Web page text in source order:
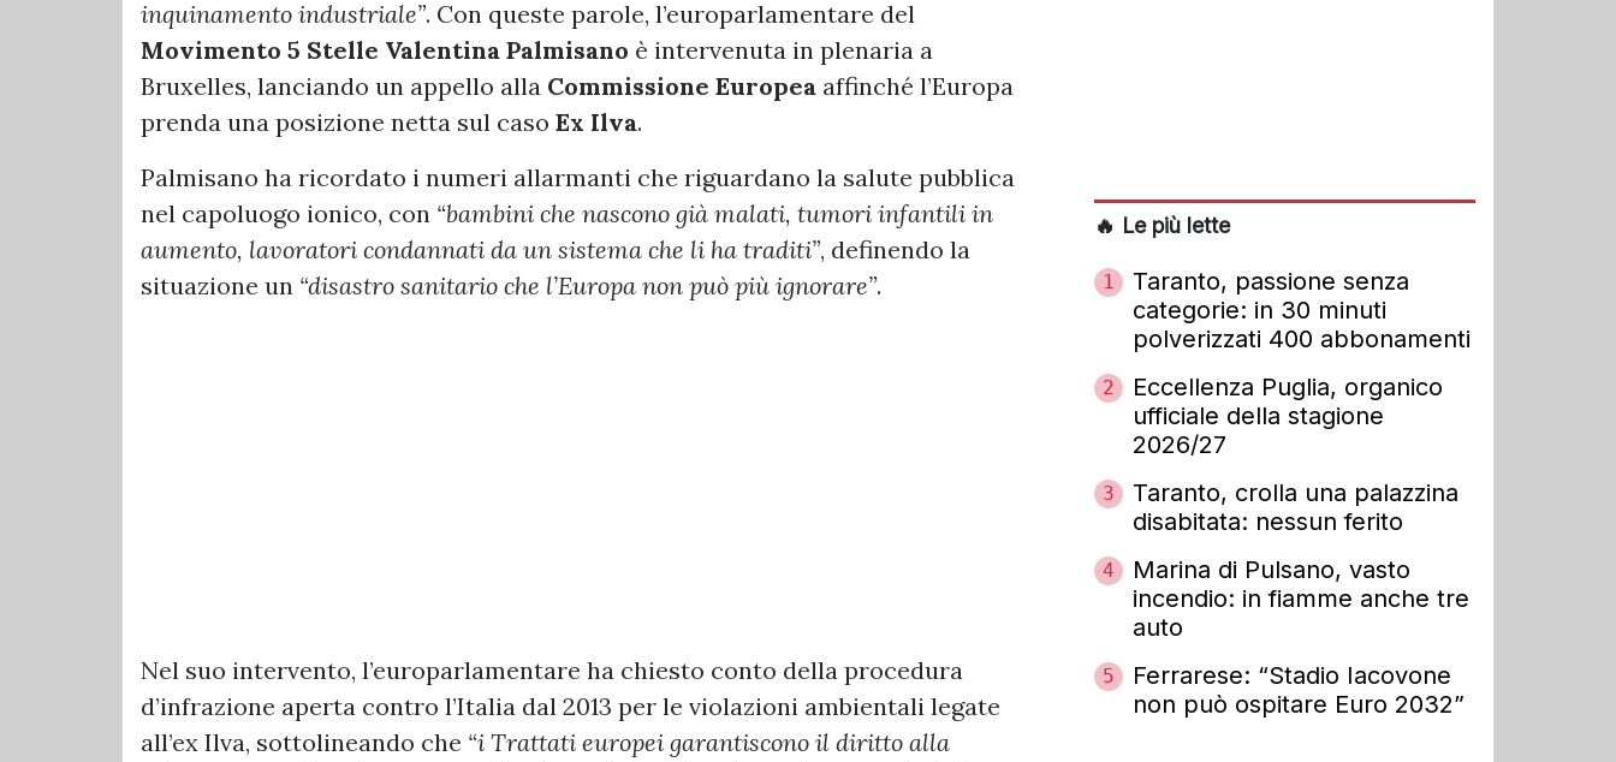
inquinamento industriale”. Con queste parole, l’europarlamentare del
Movimento 5 Stelle Valentina Palmisano è intervenuta in plenaria a
Bruxelles, lanciando un appello alla Commissione Europea affinché l’Europa
prenda una posizione netta sul caso Ex Ilva.
Palmisano ha ricordato i numeri allarmanti che riguardano la salute pubblica
nel capoluogo ionico, con “bambini che nascono già malati, tumori infantili in
aumento, lavoratori condannati da un sistema che li ha traditi”, definendo la
situazione un “disastro sanitario che l’Europa non può più ignorare”.
Nel suo intervento, l’europarlamentare ha chiesto conto della procedura
d’infrazione aperta contro l’Italia dal 2013 per le violazioni ambientali legate
all’ex Ilva, sottolineando che “i Trattati europei garantiscono il diritto alla
🔥 Le più lette
1
Taranto, passione senza
categorie: in 30 minuti
polverizzati 400 abbonamenti
2
Eccellenza Puglia, organico
ufficiale della stagione
2026/27
3
Taranto, crolla una palazzina
disabitata: nessun ferito
4
Marina di Pulsano, vasto
incendio: in fiamme anche tre
auto
5
Ferrarese: “Stadio Iacovone
non può ospitare Euro 2032”